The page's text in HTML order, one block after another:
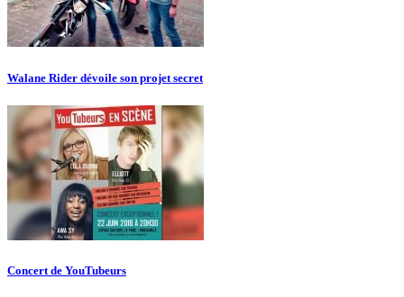
Walane Rider dévoile son projet secret
Concert de YouTubeurs